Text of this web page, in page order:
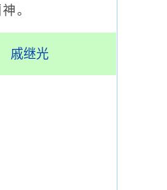
。
戚继光